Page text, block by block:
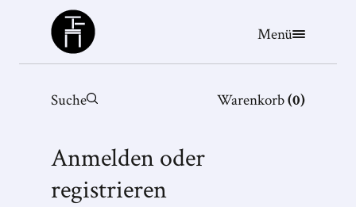
Büchergilde
Menü
Suche Warenkorb(0)
Anmelden oder
registrieren